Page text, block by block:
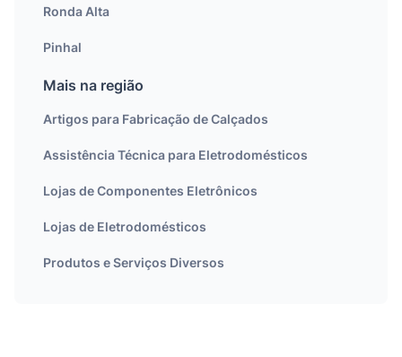
Ronda Alta
Pinhal
Mais na região
Artigos para Fabricação de Calçados
Assistência Técnica para Eletrodomésticos
Lojas de Componentes Eletrônicos
Lojas de Eletrodomésticos
Produtos e Serviços Diversos